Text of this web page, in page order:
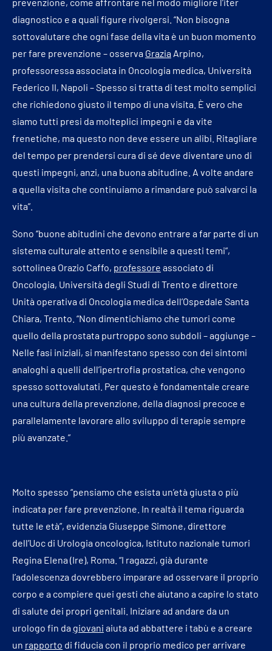
diagnostico e a quali figure rivolgersi. “Non bisogna
sottovalutare che ogni fase della vita è un buon momento
per fare prevenzione – osserva Grazia Arpino,
professoressa associata in Oncologia medica, Università
Federico II, Napoli – Spesso si tratta di test molto semplici
che richiedono giusto il tempo di una visita. È vero che
siamo tutti presi da molteplici impegni e da vite
frenetiche, ma questo non deve essere un alibi. Ritagliare
del tempo per prendersi cura di sé deve diventare uno di
questi impegni, anzi, una buona abitudine. A volte andare
a quella visita che continuiamo a rimandare può salvarci la
vita”.
Sono ‘’buone abitudini che devono entrare a far parte di un
sistema culturale attento e sensibile a questi temi”,
sottolinea Orazio Caffo, professore associato di
Oncologia, Università degli Studi di Trento e direttore
Unità operativa di Oncologia medica dell’Ospedale Santa
Chiara, Trento. “Non dimentichiamo che tumori come
quello della prostata purtroppo sono subdoli – aggiunge –
Nelle fasi iniziali, si manifestano spesso con dei sintomi
analoghi a quelli dell’ipertrofia prostatica, che vengono
spesso sottovalutati. Per questo è fondamentale creare
una cultura della prevenzione, della diagnosi precoce e
parallelamente lavorare allo sviluppo di terapie sempre
più avanzate.”
Molto spesso “pensiamo che esista un’età giusta o più
indicata per fare prevenzione. In realtà il tema riguarda
tutte le età”, evidenzia Giuseppe Simone, direttore
dell’Uoc di Urologia oncologica, Istituto nazionale tumori
Regina Elena (Ire), Roma. “I ragazzi, già durante
l’adolescenza dovrebbero imparare ad osservare il proprio
corpo e a compiere quei gesti che aiutano a capire lo stato
di salute dei propri genitali. Iniziare ad andare da un
urologo fin da giovani aiuta ad abbattere i tabù e a creare
un rapporto di fiducia con il proprio medico per arrivare